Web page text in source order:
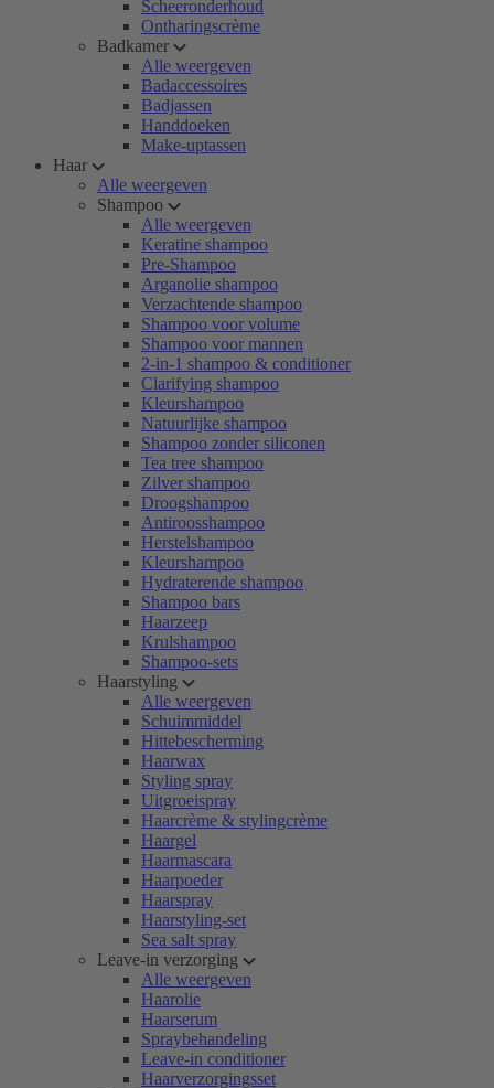
Scheeronderhoud
Ontharingscrème
Badkamer
Alle weergeven
Badaccessoires
Badjassen
Handdoeken
Make-uptassen
Haar
Alle weergeven
Shampoo
Alle weergeven
Keratine shampoo
Pre-Shampoo
Arganolie shampoo
Verzachtende shampoo
Shampoo voor volume
Shampoo voor mannen
2-in-1 shampoo & conditioner
Clarifying shampoo
Kleurshampoo
Natuurlijke shampoo
Shampoo zonder siliconen
Tea tree shampoo
Zilver shampoo
Droogshampoo
Antiroosshampoo
Herstelshampoo
Kleurshampoo
Hydraterende shampoo
Shampoo bars
Haarzeep
Krulshampoo
Shampoo-sets
Haarstyling
Alle weergeven
Schuimmiddel
Hittebescherming
Haarwax
Styling spray
Uitgroeispray
Haarcrème & stylingcrème
Haargel
Haarmascara
Haarpoeder
Haarspray
Haarstyling-set
Sea salt spray
Leave-in verzorging
Alle weergeven
Haarolie
Haarserum
Spraybehandeling
Leave-in conditioner
Haarverzorgingsset